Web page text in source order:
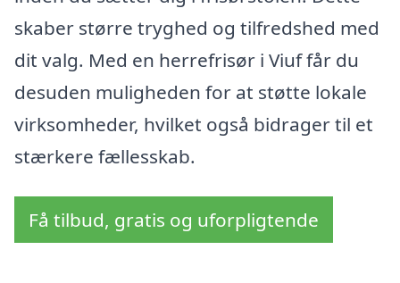
skaber større tryghed og tilfredshed med
dit valg. Med en herrefrisør i Viuf får du
desuden muligheden for at støtte lokale
virksomheder, hvilket også bidrager til et
stærkere fællesskab.
Få tilbud, gratis og uforpligtende